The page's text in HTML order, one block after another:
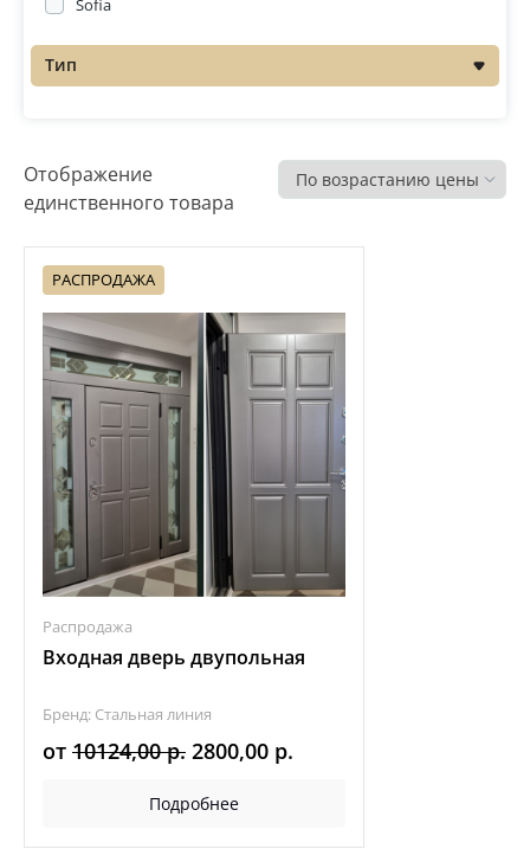
Тип
Отображение
единственного товара
РАСПРОДАЖА
Распродажа
Входная дверь двупольная
Бренд: Стальная линия
от 10124,00р. Первоначальная
составляла
10124,00 р..
2800,00 р.
Подробнее